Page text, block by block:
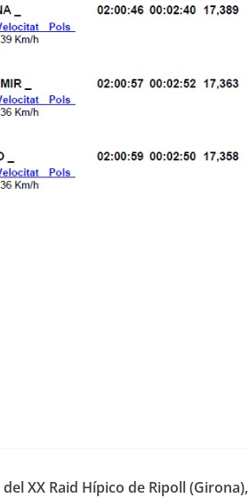
XX Raid Hípico de Ripoll (Girona),